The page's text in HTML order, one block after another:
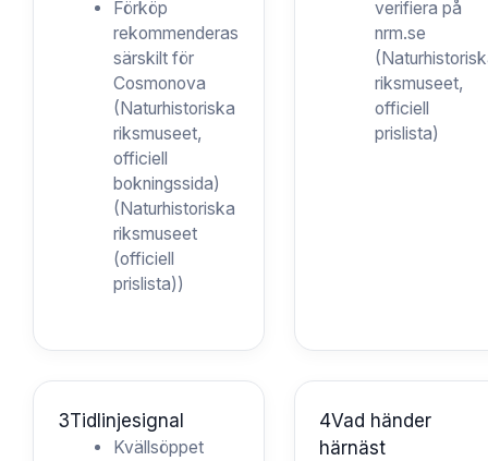
Förköp
rekommenderas
särskilt för
Cosmonova
(Naturhistoriska
riksmuseet,
officiell
bokningssida)
(Naturhistoriska
riksmuseet
(officiell
prislista))
verifiera på
nrm.se
riksmuseet,
officiell
prislista)
3Tidlinjesignal
Kvällsöppet
4Vad händer
härnäst